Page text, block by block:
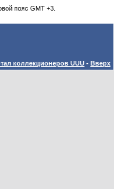
пояс GMT +3.
коллекционеров UUU - Вверх